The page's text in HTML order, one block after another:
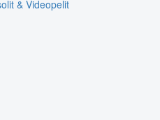
& Videopelit